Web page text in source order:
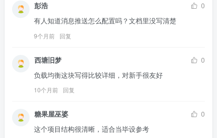
彭浩
0
有人知道消息推送怎么配置吗？文档里没写清楚
9个月前 回复
西塘旧梦
0
负载均衡这块写得比较详细，对新手很友好
10个月前 回复
糖果屋巫婆
0
这个项目结构很清晰，适合当毕设参考